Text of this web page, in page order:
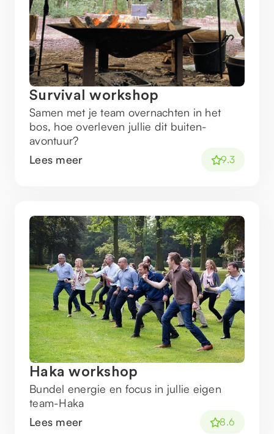
Survival workshop
Samen met je team overnachten in het
bos, hoe overleven jullie dit buiten-
avontuur?
Lees meer
9.3
Haka workshop
Bundel energie en focus in jullie eigen
team-Haka
Lees meer
8.6